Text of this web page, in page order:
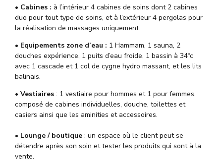
• Cabines : à l’intérieur 4 cabines de soins dont 2 cabines
duo pour tout type de soins, et à l’extérieur 4 pergolas pour
la réalisation de massages uniquement.
• Equipements zone d’eau : 1 Hammam, 1 sauna, 2
douches expérience, 1 puits d’eau froide, 1 bassin à 34ºc
avec 1 cascade et 1 col de cygne hydro massant, et les lits
balinais.
• Vestiaires : 1 vestiaire pour hommes et 1 pour femmes,
composé de cabines individuelles, douche, toilettes et
casiers ainsi que les aminities et accessoires.
• Lounge / boutique : un espace où le client peut se
détendre après son soin et tester les produits qui sont à la
vente.